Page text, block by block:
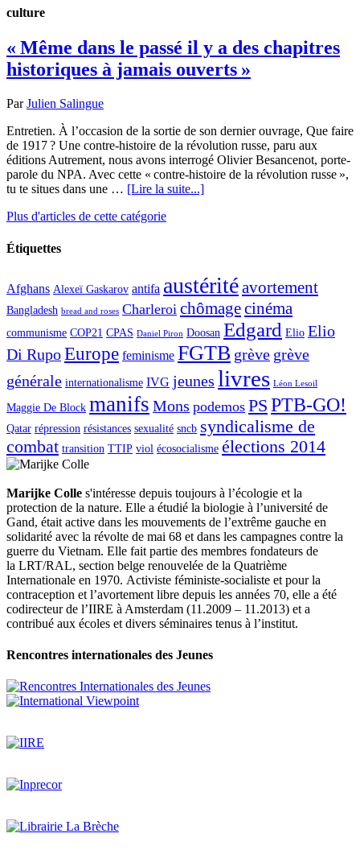
culture
« Même dans le passé il y a des chapitres
historiques à jamais ouverts »
ParJulien Salingue
Entretien. À l’occasion de la sortie de son dernier ouvrage, Que faire
de 1917 ? Une contre-histoire de la révolution russe, paru aux
éditions Autrement, nous avons interrogé Olivier Besancenot, porte-
parole du NPA. Avec cette « contre-histoire de la révolution russe »,
tu te situes dans une … [Lire la suite...]
Plus d'articles de cette catégorie
Étiquettes
Afghans Alexeï Gaskarov antifa austéritéavortement
Bangladesh bread and roses Charleroi chômagecinéma
communisme COP21 CPAS Daniel Piron Doosan Edgard Elio Elio
Di RupoEurope feminisme FGTB grève grève
générale internationalisme IVG jeunes livres Léon Lesoil
Maggie De Block manifs Mons podemos PS PTB-GO!
Qatar répression résistances sexualité sncb syndicalisme de
combat transition TTIP viol écosocialisme élections 2014
Marijke Colle s'intéresse depuis toujours à l’écologie et la
protection de la nature. Elle a étudié la biologie à l’université de
Gand, était active dans les mouvements de l’extrême gauche en
solidarité avec la révolte de mai 68 et dans les campagnes contre la
guerre du Vietnam. Elle fait partie des membres fondateurs de
la LRT/RAL, section belge renouvelée de la Quatrième
Internationale en 1970. Activiste féministe-socialiste et pour la
contraception et l’avortement libre depuis les années 70, elle a été
codirecteur de l’IIRE à Amsterdam (11.2009 – 11.2013) et a
contribué aux écoles et divers séminaires tenus à l’institut.
Rencontres internationales des Jeunes